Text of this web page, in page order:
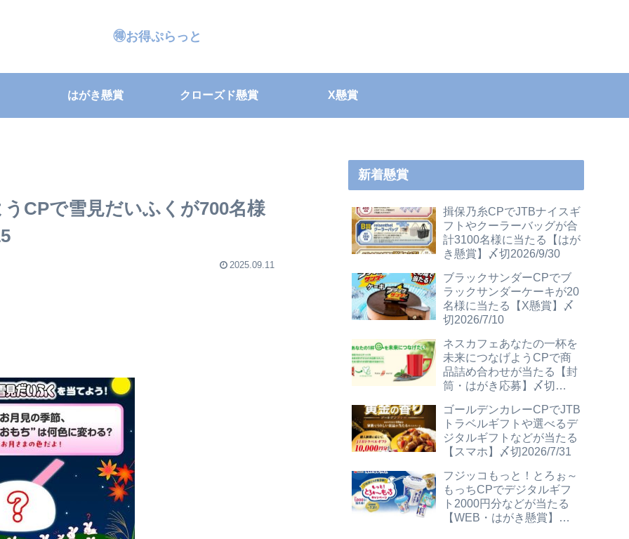
🉐お得ぷらっと
はがき懸賞 クローズド懸賞 X懸賞
CPで雪見だいふくが700名様
2025.09.11
新着懸賞
揖保乃糸CPでJTBナイスギ
フトやクーラーバッグが合
計3100名様に当たる【はが
き懸賞】〆切2026/9/30
ブラックサンダーCPでブ
ラックサンダーケーキが20
名様に当たる【X懸賞】〆
切2026/7/10
ネスカフェあなたの一杯を
未来につなげようCPで商
品詰め合わせが当たる【封
筒・はがき応募】〆切
ゴールデンカレーCPでJTB
トラベルギフトや選べるデ
ジタルギフトなどが当たる
【スマホ】〆切2026/7/31
フジッコもっと！とろぉ～
もっちCPでデジタルギフ
ト2000円分などが当たる
【WEB・はがき懸賞】〆